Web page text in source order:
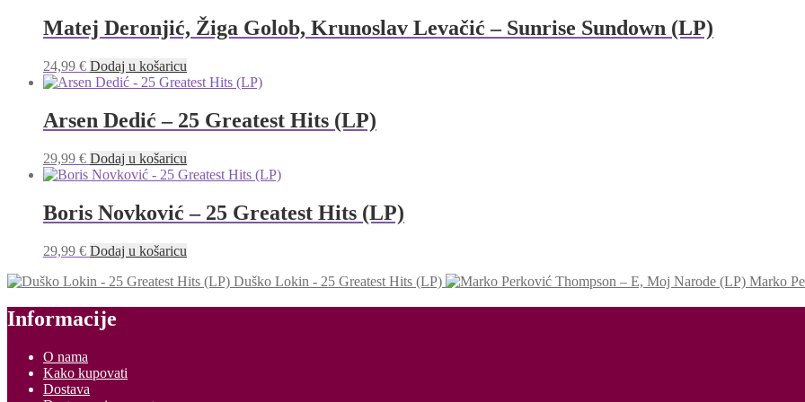
Matej Deronjić, Žiga Golob, Krunoslav Levačić – Sunrise Sundown (LP)
24,99 € Dodaj u košaricu
Arsen Dedić – 25 Greatest Hits (LP)
29,99 € Dodaj u košaricu
Boris Novković – 25 Greatest Hits (LP)
29,99 € Dodaj u košaricu
Duško Lokin - 25 Greatest Hits (LP)
Marko
Informacije
O nama
Kako kupovati
Dostava